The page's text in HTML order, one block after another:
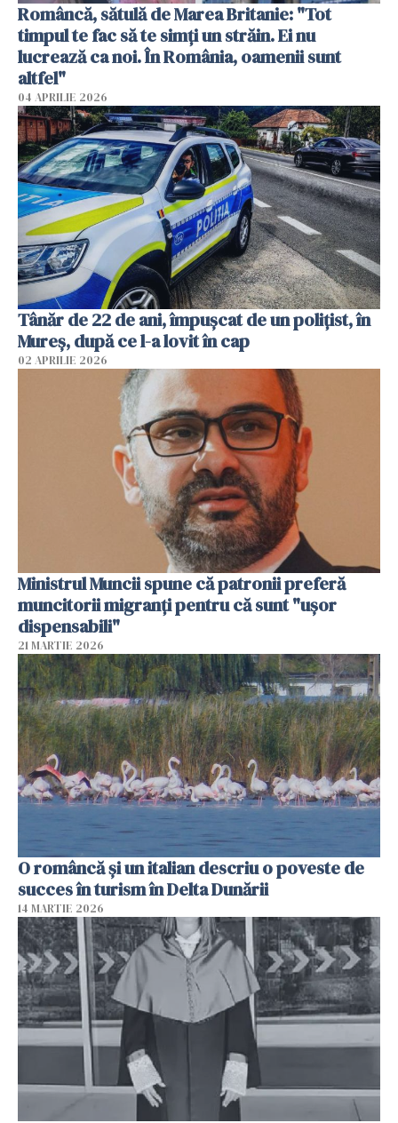
Româncă, sătulă de Marea Britanie: "Tot
timpul te fac să te simți un străin. Ei nu
lucrează ca noi. În România, oamenii sunt
altfel"
04 APRILIE 2026
Tânăr de 22 de ani, împușcat de un polițist, în
Mureș, după ce l-a lovit în cap
02 APRILIE 2026
Ministrul Muncii spune că patronii preferă
muncitorii migranți pentru că sunt "uşor
dispensabili"
21 MARTIE 2026
O româncă și un italian descriu o poveste de
succes în turism în Delta Dunării
14 MARTIE 2026